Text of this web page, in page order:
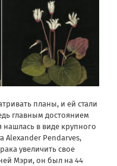
планы, и ей стали
главным достоянием
нашлась в виде крупного
Alexander Pendarves,
увеличить свое
Мэри, он был на 44